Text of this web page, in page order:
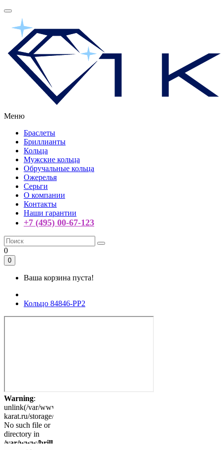
Меню
Браслеты
Бриллианты
Кольца
Мужские кольца
Обручальные кольца
Ожерелья
Серьги
О компании
Контакты
Наши гарантии
+7 (495) 00-67-123
0
0
Ваша корзина пуста!
Кольцо 84846-PP2